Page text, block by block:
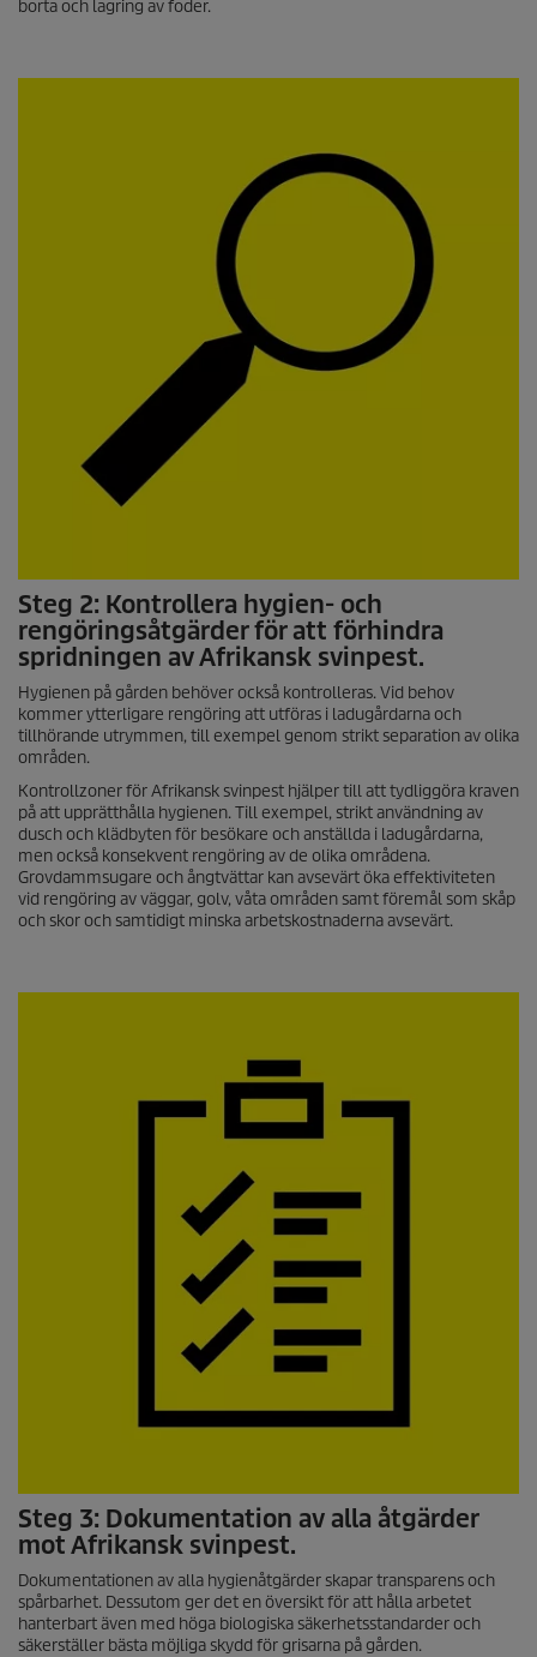
borta och lagring av foder.
Steg 2: Kontrollera hygien- och
rengöringsåtgärder för att förhindra
spridningen av Afrikansk svinpest.
Hygienen på gården behöver också kontrolleras. Vid behov
kommer ytterligare rengöring att utföras i ladugårdarna och
tillhörande utrymmen, till exempel genom strikt separation av olika
områden.
Kontrollzoner för Afrikansk svinpest hjälper till att tydliggöra kraven
på att upprätthålla hygienen. Till exempel, strikt användning av
dusch och klädbyten för besökare och anställda i ladugårdarna,
men också konsekvent rengöring av de olika områdena.
Grovdammsugare och ångtvättar kan avsevärt öka effektiviteten
vid rengöring av väggar, golv, våta områden samt föremål som skåp
och skor och samtidigt minska arbetskostnaderna avsevärt.
Steg 3: Dokumentation av alla åtgärder
mot Afrikansk svinpest.
Dokumentationen av alla hygienåtgärder skapar transparens och
spårbarhet. Dessutom ger det en översikt för att hålla arbetet
hanterbart även med höga biologiska säkerhetsstandarder och
säkerställer bästa möjliga skydd för grisarna på gården.